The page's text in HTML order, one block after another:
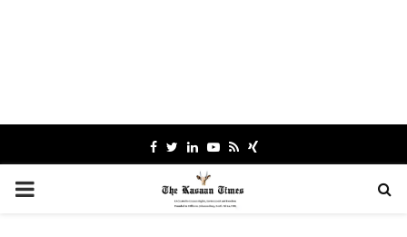
Facebook
TwitterLinkedinYoutube
RssXing
PRIMARY